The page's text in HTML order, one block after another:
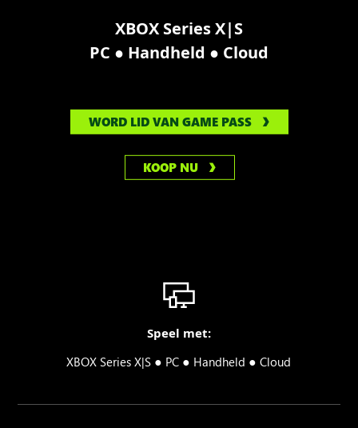
XBOX Series X|S
PC ● Handheld ● Cloud
WORD LID VAN GAME PASS
KOOP NU
Speel met:
XBOX Series X|S ● PC ● Handheld ●Cloud